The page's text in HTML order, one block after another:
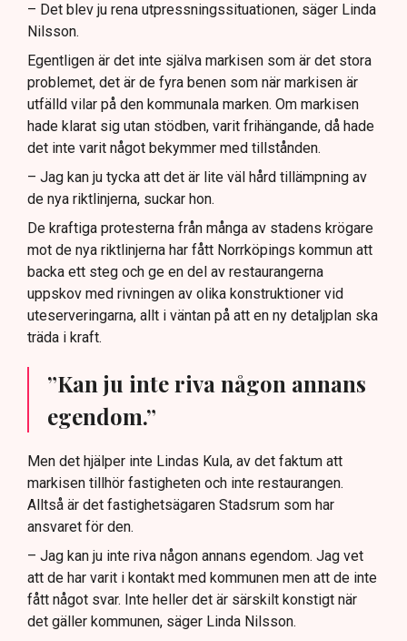
– Det blev ju rena utpressningssituationen, säger Linda
Nilsson.
Egentligen är det inte själva markisen som är det stora
problemet, det är de fyra benen som när markisen är
utfälld vilar på den kommunala marken. Om markisen
hade klarat sig utan stödben, varit frihängande, då hade
det inte varit något bekymmer med tillstånden.
– Jag kan ju tycka att det är lite väl hård tillämpning av
de nya riktlinjerna, suckar hon.
De kraftiga protesterna från många av stadens krögare
mot de nya riktlinjerna har fått Norrköpings kommun att
backa ett steg och ge en del av restaurangerna
uppskov med rivningen av olika konstruktioner vid
uteserveringarna, allt i väntan på att en ny detaljplan ska
träda i kraft.
”Kan ju inte riva någon annans
egendom.”
Men det hjälper inte Lindas Kula, av det faktum att
markisen tillhör fastigheten och inte restaurangen.
Alltså är det fastighetsägaren Stadsrum som har
ansvaret för den.
– Jag kan ju inte riva någon annans egendom. Jag vet
att de har varit i kontakt med kommunen men att de inte
fått något svar. Inte heller det är särskilt konstigt när
det gäller kommunen, säger Linda Nilsson.